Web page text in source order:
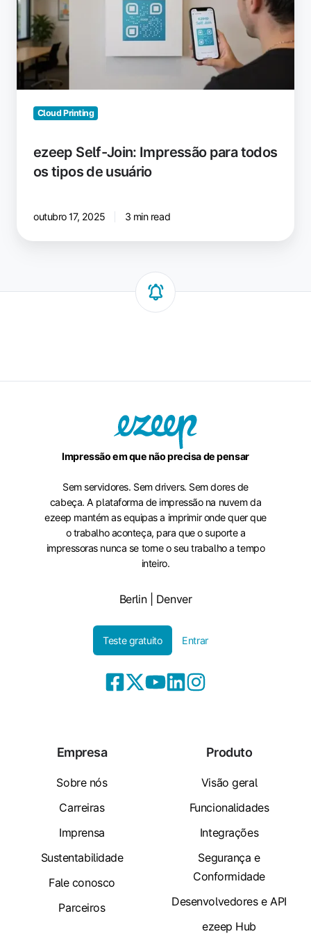
para
todos
os
tipos
de
Cloud Printing
ezeep Self-Join: Impressão para todos
os tipos de usuário
outubro 17, 2025 3 min read
Impressão em que não precisa de pensar
Sem servidores. Sem drivers. Sem dores de
cabeça. A plataforma de impressão na nuvem da
ezeep mantém as equipas a imprimir onde quer que
o trabalho aconteça, para que o suporte a
impressoras nunca se torne o seu trabalho a tempo
inteiro.
Berlin | Denver
Teste gratuito Entrar
Empresa
Sobre nós
Carreiras
Imprensa
Sustentabilidade
Fale conosco
Parceiros
Produto
Visão geral
Funcionalidades
Integrações
Segurança e
Conformidade
Desenvolvedores e API
ezeep Hub